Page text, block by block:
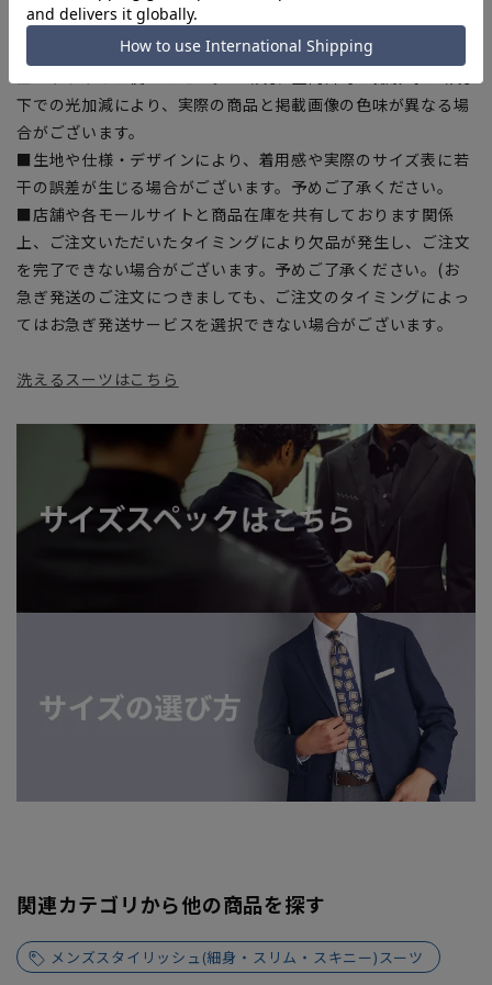
■ゆとり感には個人差があります。サイズ表を確認の上、ご購
入の目安としてご利用ください。
下での光加減により、実際の商品と掲載画像の色味が異なる場
合がございます。
■生地や仕様・デザインにより、着用感や実際のサイズ表に若
干の誤差が生じる場合がございます。予めご了承ください。
■店舗や各モールサイトと商品在庫を共有しております関係
上、ご注文いただいたタイミングにより欠品が発生し、ご注文
を完了できない場合がございます。予めご了承ください。(お
急ぎ発送のご注文につきましても、ご注文のタイミングによっ
てはお急ぎ発送サービスを選択できない場合がございます。
洗えるスーツはこちら
関連カテゴリから他の商品を探す
メンズスタイリッシュ(細身・スリム・スキニー)スーツ